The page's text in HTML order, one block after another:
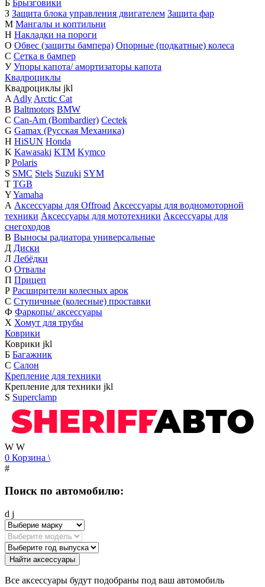
Б Брызговики
З Защита блока управления двигателем Защита фар
М Мангалы и коптильни
Н Накладки на пороги
О Обвес (защиты бампера) Опорные (подкатные) колеса
С Сетка в бампер
У Упоры капота/ амортизаторы капота
Квадроциклы
Квадроциклы jkl
A Adly Arctic Cat
B Baltmotors BMW
C Can-Am (Bombardier) Cectek
G Gamax (Русская Механика)
H HiSUN Honda
K Kawasaki KTM Kymco
P Polaris
S SMC Stels Suzuki SYM
T TGB
YYamaha
А Аксессуары для Offroad Аксессуары для водномоторной
техники Аксессуары для мототехники Аксессуары для
снегоходов
В Выносы радиатора универсальные
Д Диски
Л Лебёдки
О Отвалы
П Прицеп
Р Расширители колесных арок
С Ступичные (колесные) проставки
Ф Фаркопы/ аксессуары
Х Хомут для трубы
Коврики
Коврики jkl
Б Багажник
С Салон
Крепление для техники
Крепление для техники jkl
S Superclamp
W W
0 Корзина \
#
Поиск по автомобилю:
d j
Найти аксессуары
Все аксессуары будут подобраны под ваш автомобиль